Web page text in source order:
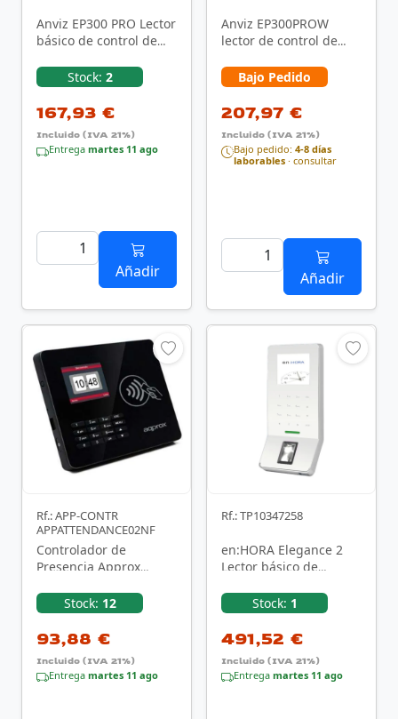
Anviz EP300 PRO Lector
básico de control de
Stock: 2
167,93 €
Incluido (IVA 21%)
Entrega martes 11 ago
Añadir
Anviz EP300PROW
lector de control de
control de acceso …
Bajo Pedido
207,97 €
Incluido (IVA 21%)
Bajo pedido: 4-8 días
laborables · consultar
Añadir
Rf.: APP-CONTR
APPATTENDANCE02NF
Controlador de
Presencia Approx
Stock: 12
93,88 €
Incluido (IVA 21%)
Entrega martes 11 ago
Rf.: TP10347258
en:HORA Elegance 2
Lector básico de
BlancoStock: 1
491,52 €
Incluido (IVA 21%)
Entrega martes 11 ago